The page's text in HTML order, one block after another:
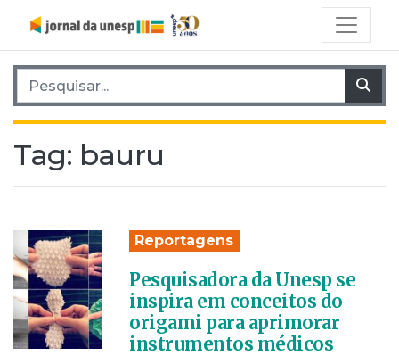
Pesquisar por:
Tag: bauru
Reportagens
Pesquisadora da Unesp se
inspira em conceitos do
origami para aprimorar
instrumentos médicos